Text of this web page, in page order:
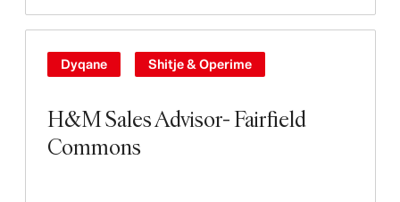
H&M Sales Advisor- Fairfield
Commons
Dyqane Shitje & Operime